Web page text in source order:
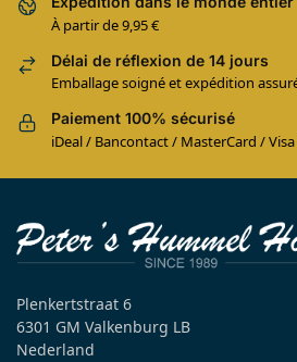
À partir de 9,95 €
Délai de réflexion de 14 jours
Emballage soigné et expédition
Paiement 100% sécurisé
iDeal / Bancontact / MasterCard /
Plenkertstraat 6
6301 GM Valkenburg LB
Nederland